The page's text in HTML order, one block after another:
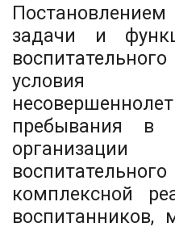
задачи и
условия
пребывания в
организации
комплексной